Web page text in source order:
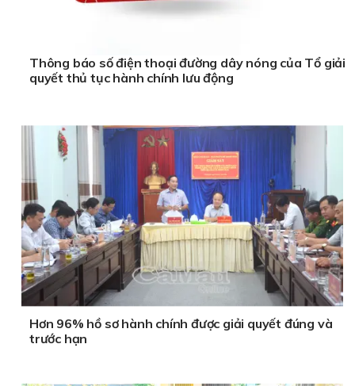
Thông báo số điện thoại đường dây nóng của Tổ giải
quyết thủ tục hành chính lưu động
Hơn 96% hồ sơ hành chính được giải quyết đúng và
trước hạn